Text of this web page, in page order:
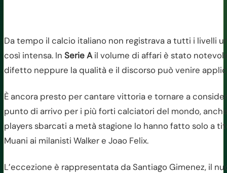
Da tempo il calcio italiano non registrava a tutti i livelli
così intensa. In Serie Ail volume di affari è stato
difetto neppure la qualità e il discorso può venire
È ancora presto per cantare vittoria e tornare a
punto di arrivo per i più forti calciatori del mondo,
players sbarcati a metà stagione lo hanno fatto solo a
Muani ai milanisti Walker e Joao Felix.
L’eccezione è rappresentata da Santiago Gimenez, il